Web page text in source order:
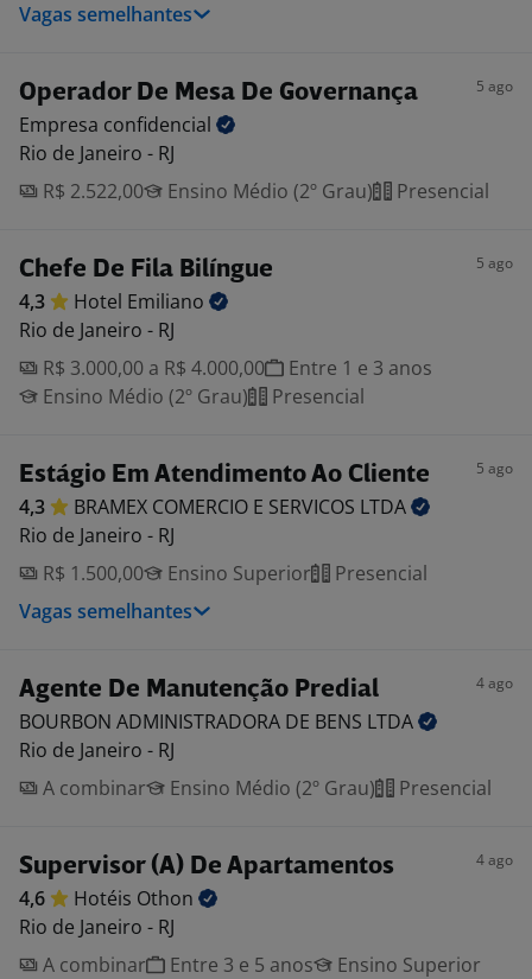
Vagas semelhantes
Operador De Mesa De Governança 5 ago
Empresa confidencial
Rio de Janeiro - RJ
R$ 2.522,00
Ensino Médio (2º Grau) Presencial
Chefe De Fila Bilíngue 5 ago
4,3 Hotel Emiliano
Rio de Janeiro - RJ
R$ 3.000,00 a R$ 4.000,00
Entre 1 e 3 anos
Ensino Médio (2º Grau)
Presencial
Estágio Em Atendimento Ao Cliente 5 ago
4,3 BRAMEX COMERCIO E SERVICOS LTDA
Rio de Janeiro - RJ
R$ 1.500,00
Ensino Superior
Presencial
Vagas semelhantes
Agente De Manutenção Predial 4 ago
BOURBON ADMINISTRADORA DE BENS LTDA
Rio de Janeiro - RJ
A combinar
Ensino Médio (2º Grau) Presencial
Supervisor (A) De Apartamentos 4 ago
4,6 Hotéis Othon
Rio de Janeiro - RJ
A combinar
Entre 3 e 5 anos
Ensino Superior